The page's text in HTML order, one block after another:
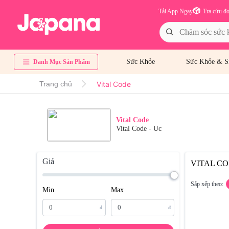
Tra cứu
Tải App Ngay
Danh Mục Sản Phẩm Sức Khỏe Sức Khỏe &
Trang chủ Vital Code
Vital Code
Vital Code - Uc
Giá
Min
đ
Max
đ
VITAL
Sắp xếp theo: